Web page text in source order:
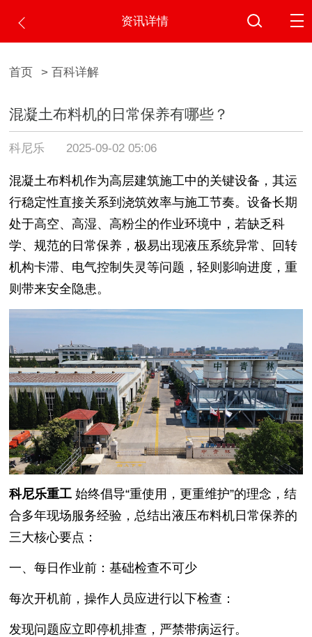
资讯详情
首页 > 百科详解
混凝土布料机的日常保养有哪些？
科尼乐 2025-09-02 05:06
混凝土布料机作为高层建筑施工中的关键设备，其运
行稳定性直接关系到浇筑效率与施工节奏。设备长期
处于高空、高湿、高粉尘的作业环境中，若缺乏科
学、规范的日常保养，极易出现液压系统异常、回转
机构卡滞、电气控制失灵等问题，轻则影响进度，重
则带来安全隐患。
科尼乐重工 始终倡导“重使用，更重维护”的理念，结
合多年现场服务经验，总结出液压布料机日常保养的
三大核心要点：
一、每日作业前：基础检查不可少
每次开机前，操作人员应进行以下检查：
发现问题应立即停机排查，严禁带病运行。